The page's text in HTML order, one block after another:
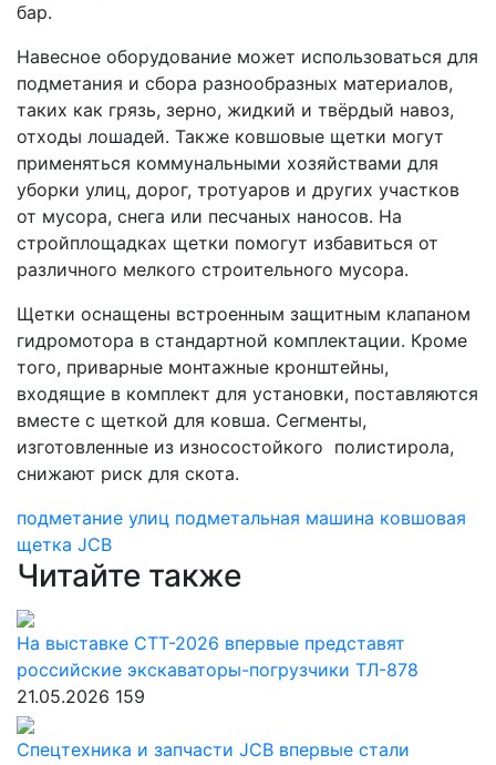
бар.
Навесное оборудование может использоваться для
подметания и сбора разнообразных материалов,
таких как грязь, зерно, жидкий и твёрдый навоз,
отходы лошадей. Также ковшовые щетки могут
применяться коммунальными хозяйствами для
уборки улиц, дорог, тротуаров и других участков
от мусора, снега или песчаных наносов. На
стройплощадках щетки помогут избавиться от
различного мелкого строительного мусора.
Щетки оснащены встроенным защитным клапаном
гидромотора в стандартной комплектации. Кроме
того, приварные монтажные кронштейны,
входящие в комплект для установки, поставляются
вместе с щеткой для ковша. Сегменты,
изготовленные из износостойкого полистирола,
снижают риск для скота.
подметание улиц подметальная машина ковшовая
щетка JCB
Читайте также
На выставке СТТ-2026 впервые представят
российские экскаваторы-погрузчики ТЛ-878
21.05.2026 159
Спецтехника и запчасти JCB впервые стали